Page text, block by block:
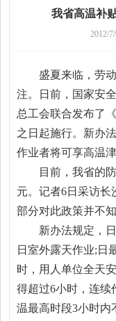
我省高温补
2012/
盛夏来临，劳动
注。日前，国家安
总工会联合发布了
之日起施行。新办
作业者将可享高温津
目前，我省的防
元。记者6日采访长
部分对此政策并不知
新办法规定，
日室外露天作业;
时，用人单位全天
得超过6小时，连续
温最高时段3小时内